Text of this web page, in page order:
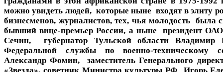
можно увидеть людей, которые ныне входят в элиту
бизнесменов, журналистов, тех, чья молодость была
бывший вице-премьер России, а ныне президент
Сечин, губернатор Тульской области Владимир
Федеральной службы по военно-техническому
Александр Фомин, заместитель Генерального